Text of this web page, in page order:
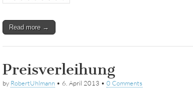
Read more →
Preisverleihung
by RobertUhlmann • 6. April 2013 • 0 Comments